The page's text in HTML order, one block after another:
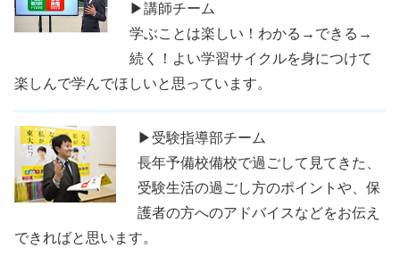
▶講師チーム
学ぶことは楽しい！わかる→できる→
続く！よい学習サイクルを身につけて
楽しんで学んでほしいと思っています。
▶受験指導部チーム
長年予備校備校で過ごして見てきた、
受験生活の過ごし方のポイントや、保
護者の方へのアドバイスなどをお伝え
できればと思います。